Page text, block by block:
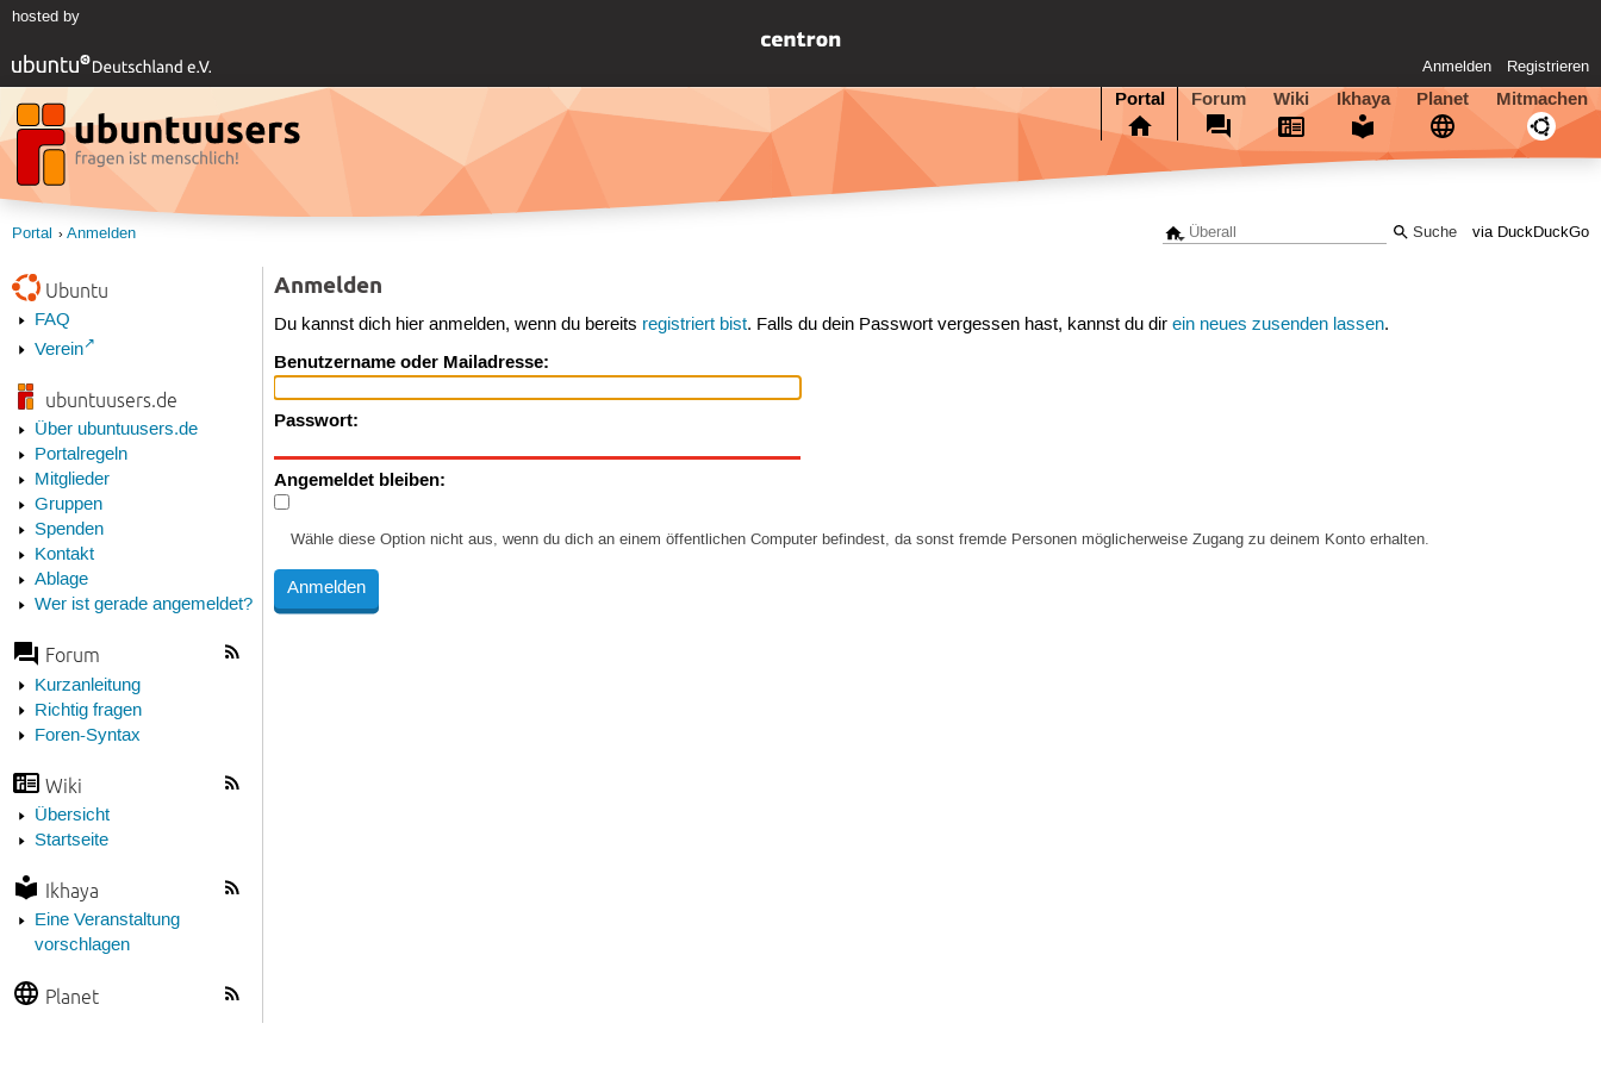
hosted by
Anmelden Registrieren
Portal Forum Wiki Ikhaya Planet Mitmachen
via DuckDuckGo
Portal Anmelden
Ubuntu
FAQ
Verein
ubuntuusers.de
Über ubuntuusers.de
Portalregeln
Mitglieder
Gruppen
Spenden
Kontakt
Ablage
Wer ist gerade angemeldet?
Forum
Kurzanleitung
Richtig fragen
Foren-Syntax
Wiki
Übersicht
Startseite
Ikhaya
Eine Veranstaltung
vorschlagen
Planet
Anmelden
Du kannst dich hier anmelden, wenn du bereits registriert bist. Falls du dein Passwort vergessen hast, kannst du direin neues zusenden lassen.
Benutzername oder Mailadresse:
Passwort:
Angemeldet bleiben:
Wähle diese Option nicht aus, wenn du dich an einem öffentlichen Computer befindest, da sonst fremde Personen möglicherweise Zugang zu deinem Konto erhalten.